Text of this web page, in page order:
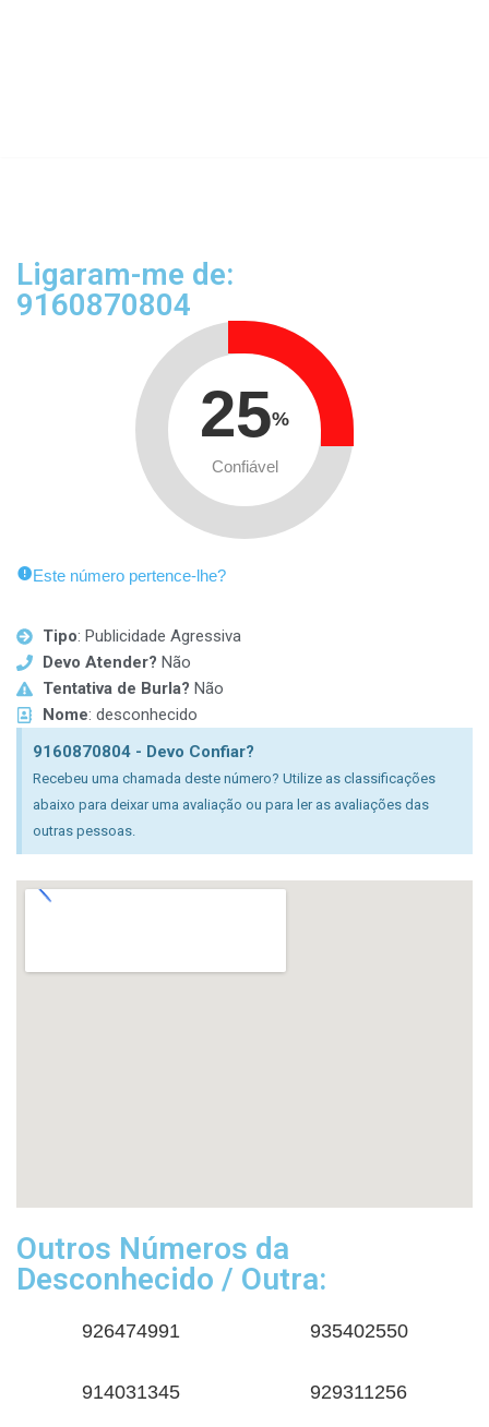
Ligaram-me de:
9160870804
25%
Confiável
Este número pertence-lhe?
Tipo: Publicidade Agressiva
Devo Atender? Não
Tentativa de Burla? Não
Nome: desconhecido
9160870804 - Devo Confiar?
Recebeu uma chamada deste número? Utilize as classificações
abaixo para deixar uma avaliação ou para ler as avaliações das
outras pessoas.
Outros Números da
Desconhecido / Outra:
926474991 935402550
914031345 929311256